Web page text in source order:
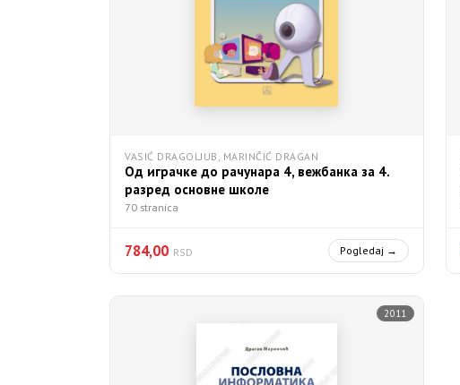
VASIĆ DRAGOLJUB, MARINČIĆ DRAGAN
Од играчке до рачунара 4, вежбанка за 4.
разред основне школе
70 stranica
784,00 RSD Pogledaj →
2011